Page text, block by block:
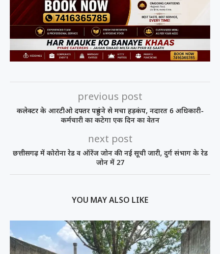
previous post
कलेक्टर के आरटीओ दफ्तर पहुंचने से मचा हड़कंप, नदारत 6 अधिकारी-
कर्मचारी का कटेगा एक दिन का वेतन
next post
छत्तीसगढ़ में कोरोना रेड व ऑरेंज जोन की नई सूची जारी, दुर्ग संभाग के रेड
जोन में 27
YOU MAY ALSO LIKE